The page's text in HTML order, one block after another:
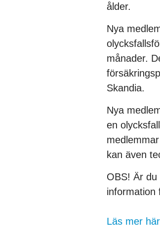
ålder.
Nya
månader.
Skandia.
Nya
en
kan även
OBS! Är du
information
Läs mer här